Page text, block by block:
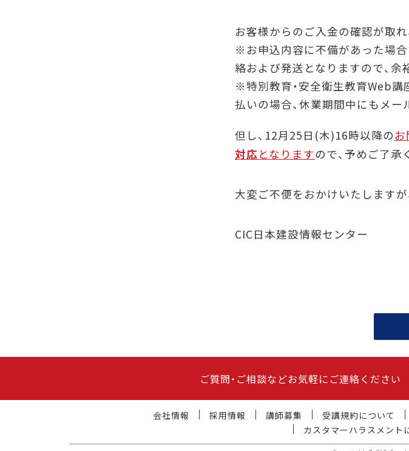
お客様からのご入金の確認が取
※お申込内容に不備があった場
絡および発送となりますので、余
※特別教育・安全衛生教育Web講
払いの場合、休業期間中にもメー
但し、12月25日(木)16時以降のお
対応 となりますので、予めご了承
大変ご不便をおかけいたします
CIC日本建設情報センター
ご質問・ご相談などお気軽にご連絡ください
会社情報 採用情報 講師募集 受講規約について
カスタマーハラスメント